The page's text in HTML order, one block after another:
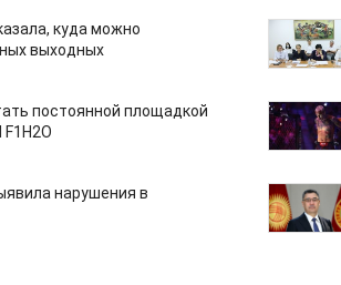
куда можно
выходных
постоянной площадкой
нарушения в